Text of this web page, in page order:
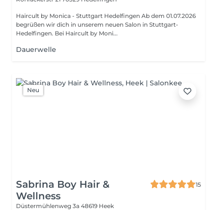
Haircult by Monica - Stuttgart Hedelfingen Ab dem 01.07.2026
begrüßen wir dich in unserem neuen Salon in Stuttgart-
Hedelfingen. Bei Haircult by Moni...
Dauerwelle
Neu
Sabrina Boy Hair &
Wellness
15
Düstermühlenweg 3a 48619 Heek